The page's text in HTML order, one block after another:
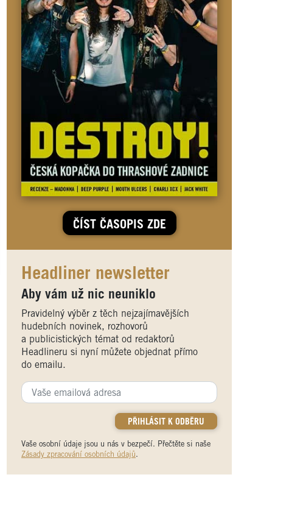
ČÍST ČASOPIS ZDE
Headliner newsletter
Aby vám už nic neuniklo
Pravidelný výběr z těch nejzajímavějších
hudebních novinek, rozhovorů
a publicistických témat od redaktorů
Headlineru si nyní můžete objednat přímo
do emailu.
Vaše osobní údaje jsou u nás v bezpečí. Přečtěte si naše
Zásady zpracování osobních údajů.